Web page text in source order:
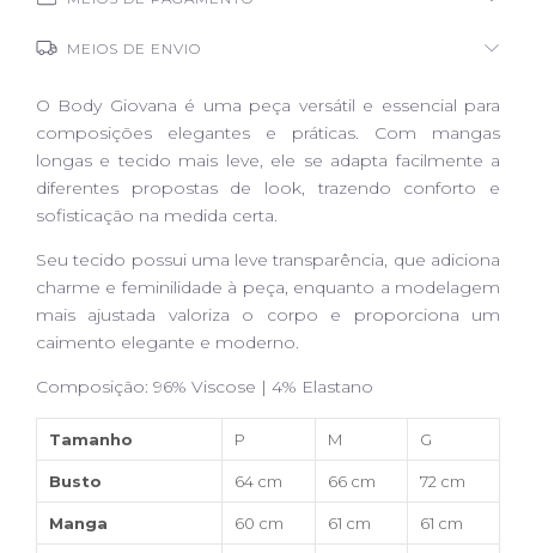
MEIOS DE ENVIO
O Body Giovana é uma peça versátil e essencial para
composições elegantes e práticas. Com mangas
longas e tecido mais leve, ele se adapta facilmente a
diferentes propostas de look, trazendo conforto e
sofisticação na medida certa.
Seu tecido possui uma leve transparência, que adiciona
charme e feminilidade à peça, enquanto a modelagem
mais ajustada valoriza o corpo e proporciona um
caimento elegante e moderno.
Composição: 96% Viscose | 4% Elastano
Tamanho P M G
Busto 64 cm 66 cm 72 cm
Manga 60 cm 61 cm 61 cm